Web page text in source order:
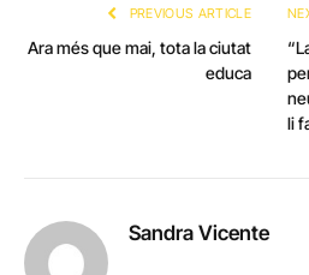
PREVIOUS ARTICLE
Ara més que mai, tota la ciutat
educa
li
Sandra Vicente